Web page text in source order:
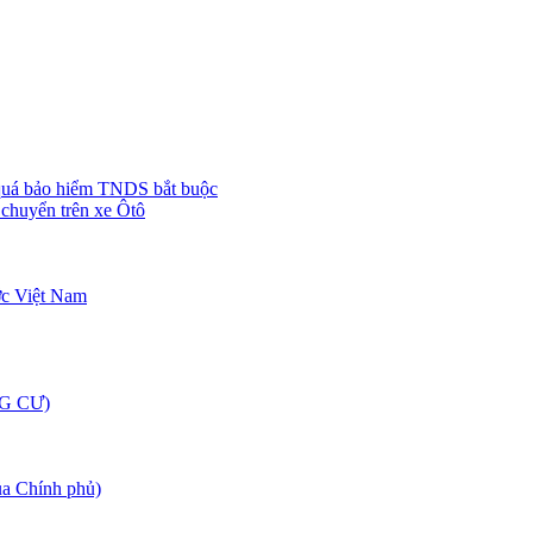
bảo hiểm TNDS bắt buộc
trên xe Ôtô
Việt Nam
CƯ)
Chính phủ)